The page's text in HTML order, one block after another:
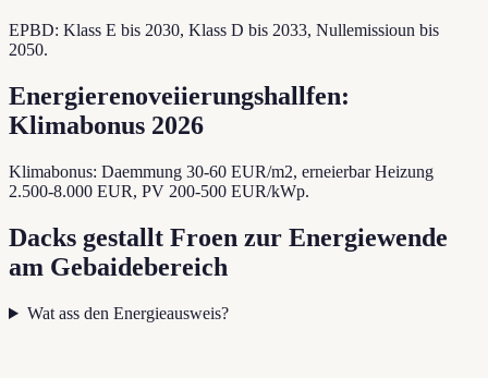
EPBD: Klass E bis 2030, Klass D bis 2033, Nullemissioun bis
2050.
Energierenoveiierungshallfen:
Klimabonus 2026
Klimabonus: Daemmung 30-60 EUR/m2, erneierbar Heizung
2.500-8.000 EUR, PV 200-500 EUR/kWp.
Dacks gestallt Froen zur Energiewende
am Gebaidebereich
Wat ass den Energieausweis?